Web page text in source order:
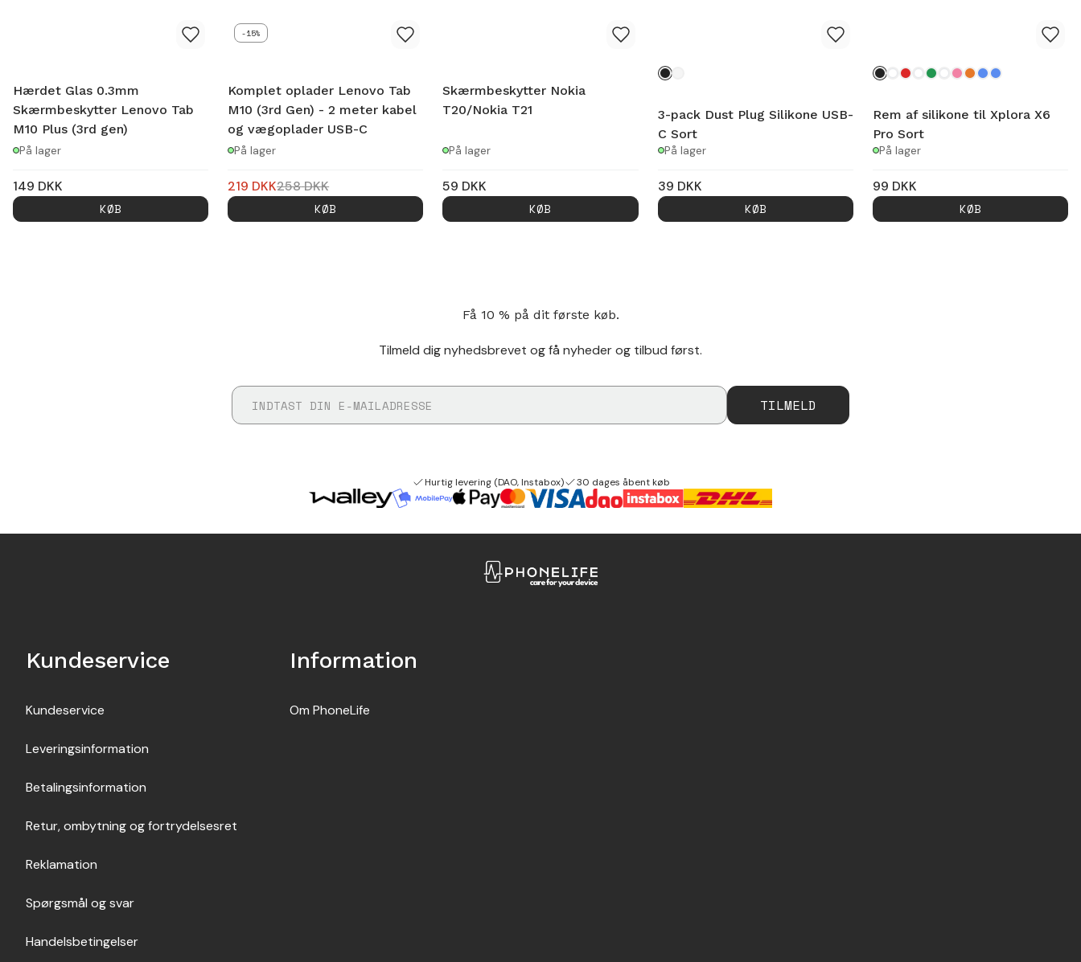
Hærdet Glas 0.3mm
Skærmbeskytter Lenovo Tab
M10 Plus (3rd gen)
På lager
149 DKK
KØB
-15%
Komplet oplader Lenovo Tab
M10 (3rd Gen) - 2 meter kabel
og vægoplader USB-C
På lager
219 DKK258DKK
KØB
Skærmbeskytter Nokia
T20/Nokia T21
På lager
59 DKK
KØB
3-pack Dust Plug Silikone USB-
C Sort
På lager
39 DKK
KØB
Rem af silikone til Xplora X6
Pro Sort
På lager
99 DKK
KØB
Få 10 % på dit første køb.
Tilmeld dig nyhedsbrevet og få nyheder og tilbud først.
TILMELD
Hurtig levering (DAO, Instabox) 30 dages åbent køb
Kundeservice
Kundeservice
Leveringsinformation
Betalingsinformation
Retur, ombytning og fortrydelsesret
Reklamation
Spørgsmål og svar
Handelsbetingelser
Information
Om PhoneLife